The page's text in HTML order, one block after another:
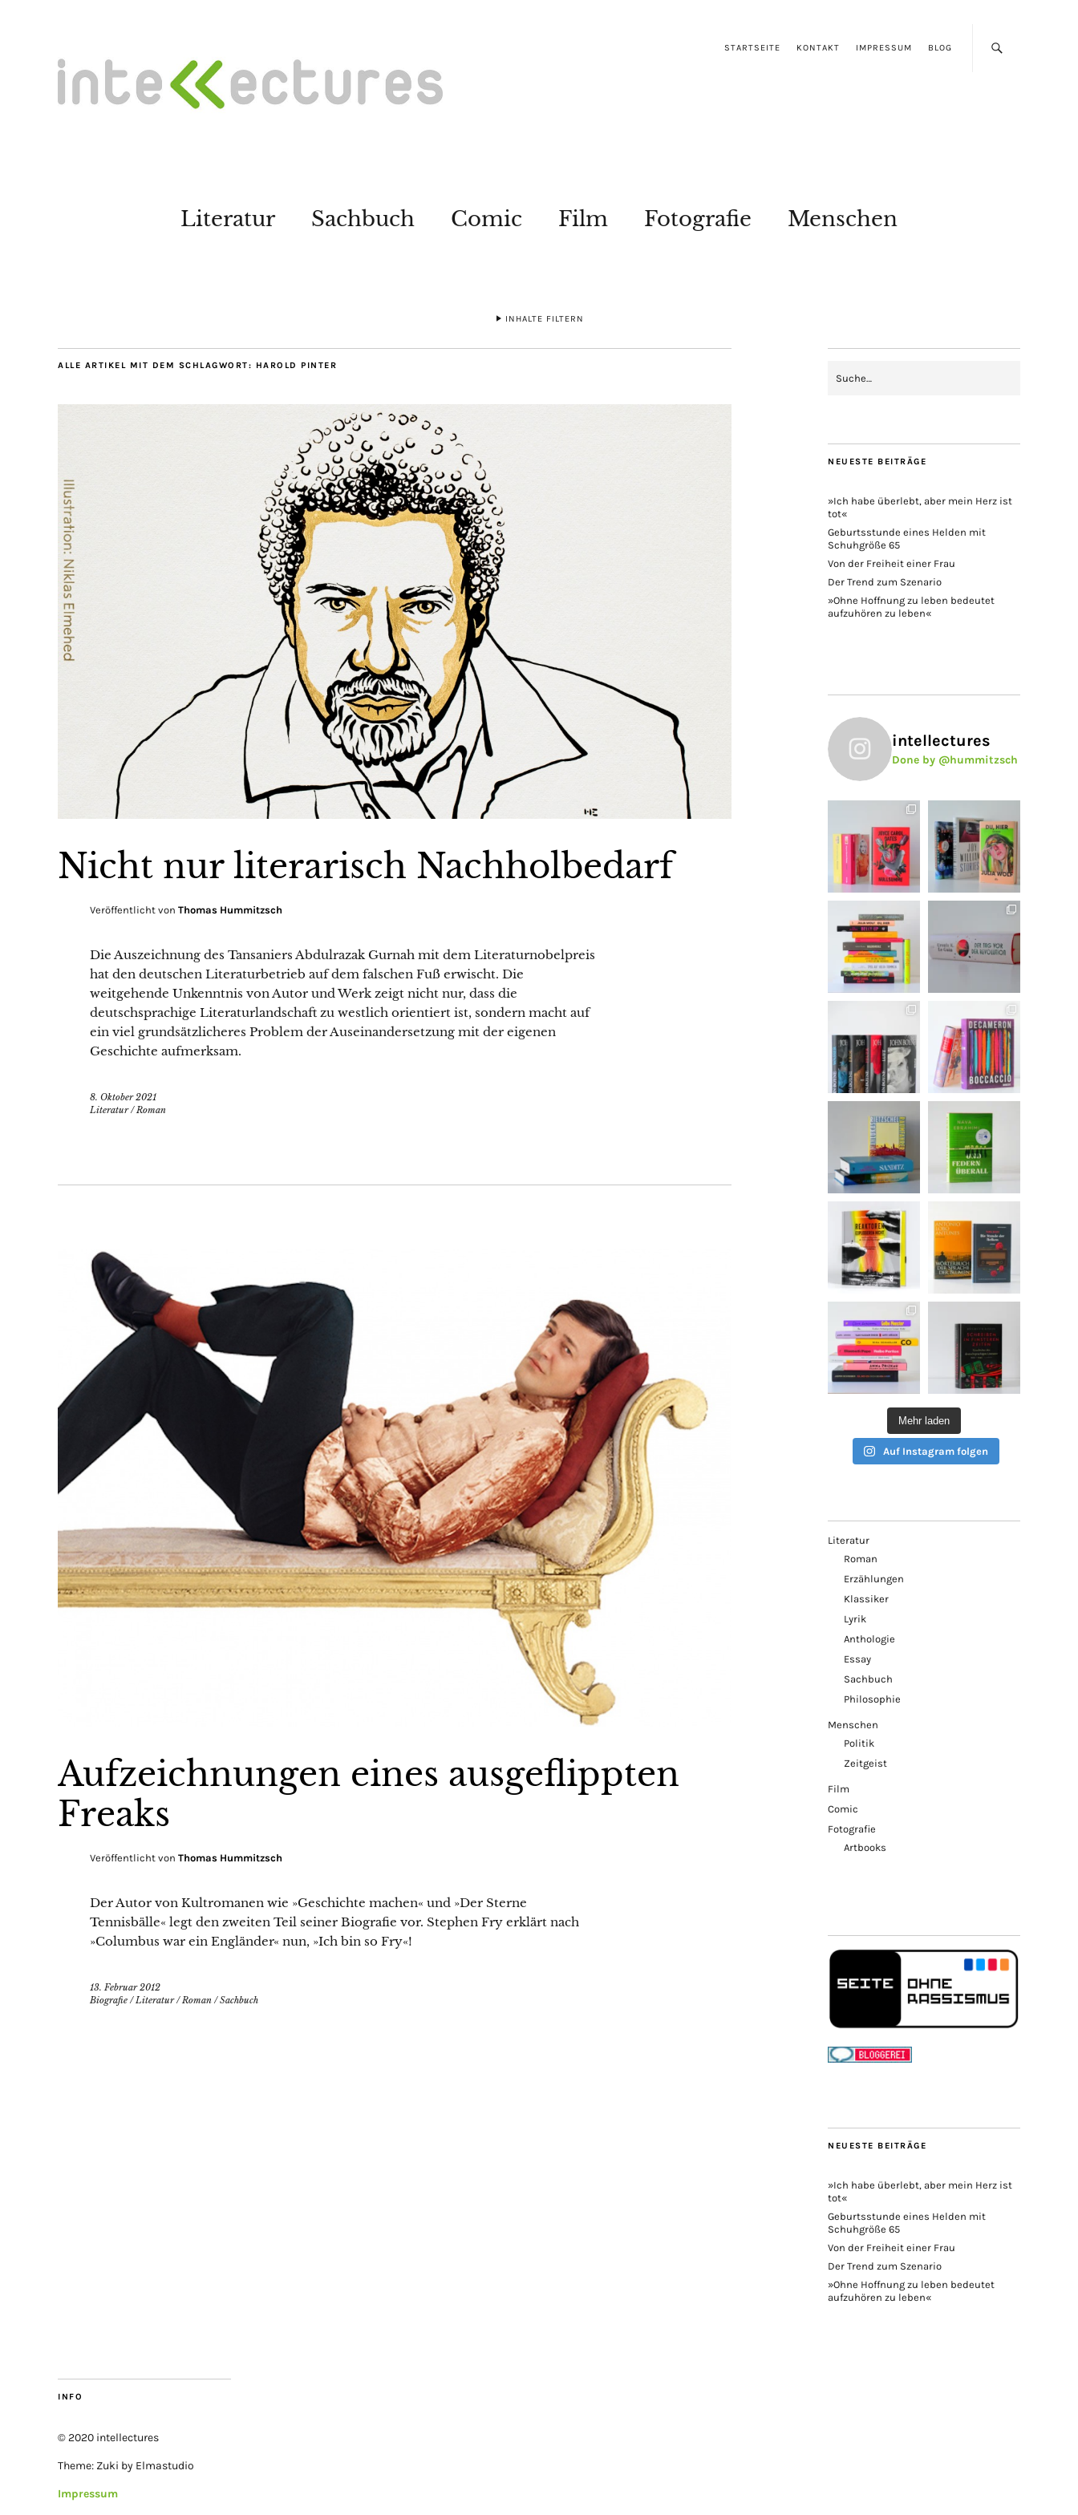
STARTSEITE KONTAKT IMPRESSUM BLOG
Literatur Sachbuch Comic Film Fotografie Menschen
INHALTE FILTERN
ALLE ARTIKEL MIT DEM SCHLAGWORT: HAROLD PINTER
Nicht nur literarisch Nachholbedarf
Veröffentlicht von Thomas Hummitzsch
Die Auszeichnung des Tansaniers Abdulrazak Gurnah mit dem Literaturnobelpreis
hat den deutschen Literaturbetrieb auf dem falschen Fuß erwischt. Die
weitgehende Unkenntnis von Autor und Werk zeigt nicht nur, dass die
deutschsprachige Literaturlandschaft zu westlich orientiert ist, sondern macht auf
ein viel grundsätzlicheres Problem der Auseinandersetzung mit der eigenen
Geschichte aufmerksam.
8. Oktober 2021
Literatur/Roman
Aufzeichnungen eines ausgeflippten
Freaks
Veröffentlicht von Thomas Hummitzsch
Der Autor von Kultromanen wie »Geschichte machen« und »Der Sterne
Tennisbälle« legt den zweiten Teil seiner Biografie vor. Stephen Fry erklärt nach
»Columbus war ein Engländer« nun, »Ich bin so Fry«!
13. Februar 2012
Biografie /Literatur/Roman /Sachbuch
NEUESTE BEITRÄGE
»Ich habe überlebt, aber mein Herz ist
tot«
Geburtsstunde eines Helden mit
Schuhgröße 65
Von der Freiheit einer Frau
Der Trend zum Szenario
»Ohne Hoffnung zu leben bedeutet
aufzuhören zu leben«
intellectures
Done by @hummitzsch
Mehr laden
Auf Instagram folgen
Literatur
Roman
Erzählungen
Klassiker
Lyrik
Anthologie
Essay
Sachbuch
Philosophie
Menschen
Politik
Zeitgeist
Film
Comic
Fotografie
Artbooks
NEUESTE BEITRÄGE
»Ich habe überlebt, aber mein Herz ist
tot«
Geburtsstunde eines Helden mit
Schuhgröße 65
Von der Freiheit einer Frau
Der Trend zum Szenario
»Ohne Hoffnung zu leben bedeutet
aufzuhören zu leben«
INFO
© 2020 intellectures
Theme: Zuki by Elmastudio
Impressum